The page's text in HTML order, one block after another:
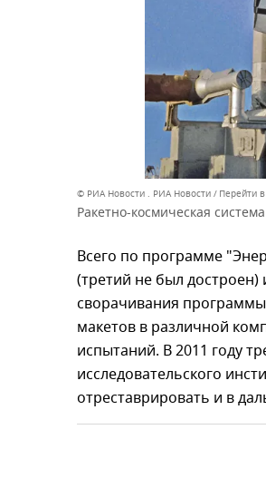
© РИА Новости . РИА Новости Перейти
Ракетно-космическая
Всего по программе
(третий не был
сворачивания
макетов в различной
испытаний. В 2011 году
исследовательского
отреставрировать и в